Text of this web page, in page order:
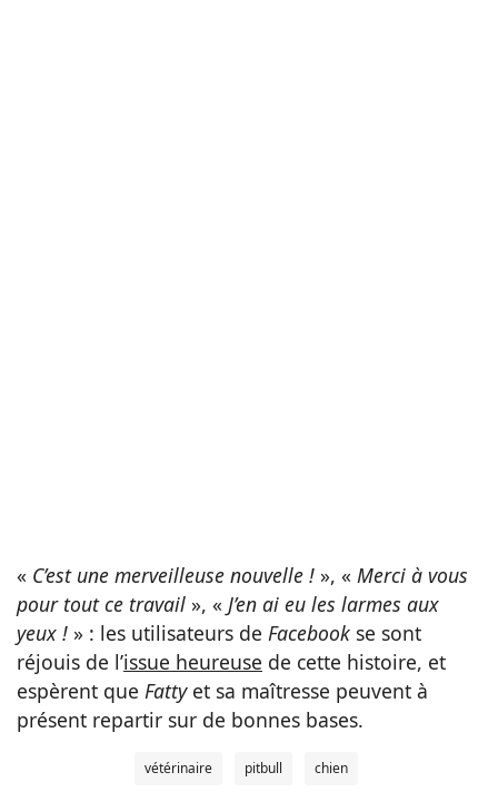
« C’est une merveilleuse nouvelle ! », « Merci à vous
pour tout ce travail », « J’en ai eu les larmes aux
yeux ! » : les utilisateurs de Facebook se sont
réjouis de l’issue heureuse de cette histoire, et
espèrent que Fattyet sa maîtresse peuvent à
présent repartir sur de bonnes bases.
vétérinaire pitbull chien